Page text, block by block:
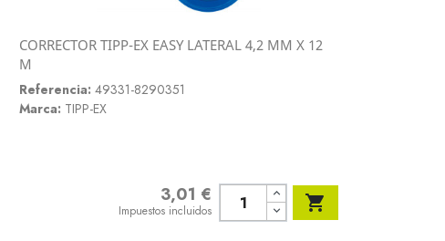
CORRECTOR TIPP-EX EASY LATERAL 4,2 MM X 12
M
Referencia: 49331-8290351
Marca: TIPP-EX
3,01 €
Impuestos incluidos 